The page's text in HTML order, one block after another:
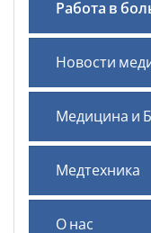
Работа в
Новости
Медицина и
Медтехника
О нас